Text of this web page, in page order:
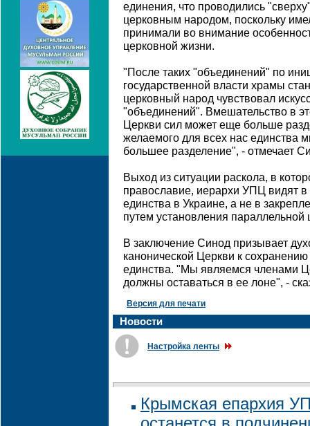
единения, что проводились
церковным народом, поскольку
принимали во внимание
церковной жизни.
"После таких "объединений" по
государственной власти храмы
церковный народ чувствовал
"объединений". Вмешательство в
Церкви сил может еще больше
желаемого для всех нас единства
большее разделение", - отмечает
Выход из ситуации раскола, в
православие, иерархи УПЦ видят в
единства в Украине, а не в
путем установления
В заключение Синод призывает
канонической Церкви к
единства. "Мы являемся членами
должны оставаться в ее лоне", -
Версия для печати
Новости
Настройка ленты
Крымская епархия